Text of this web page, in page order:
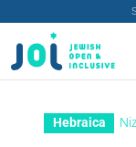
Hebraica